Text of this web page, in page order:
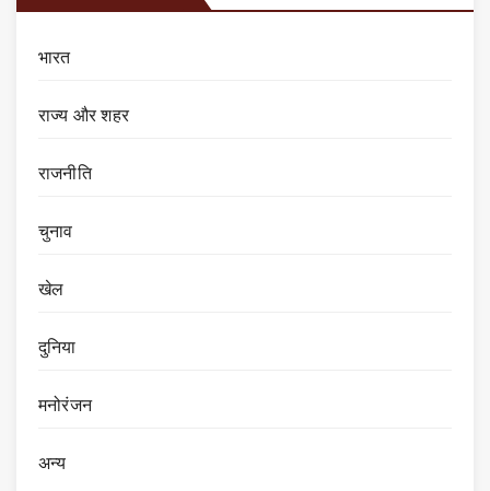
भारत
राज्य और शहर
राजनीति
चुनाव
खेल
दुनिया
मनोरंजन
अन्य